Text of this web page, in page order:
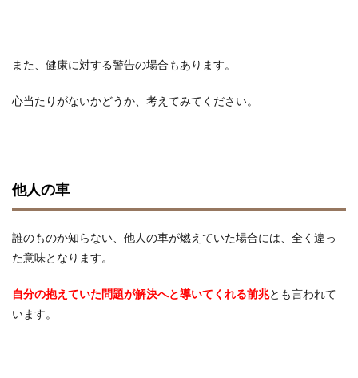
また、健康に対する警告の場合もあります。
心当たりがないかどうか、考えてみてください。
他人の車
誰のものか知らない、他人の車が燃えていた場合には、全く違っ
た意味となります。
自分の抱えていた問題が解決へと導いてくれる前兆とも言われて
います。